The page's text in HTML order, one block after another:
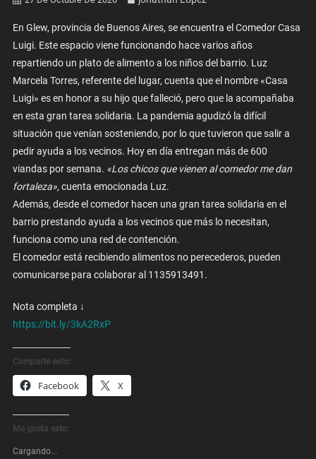
En Glew, provincia de Buenos Aires, se encuentra el Comedor Casa
Luigi. Este espacio viene funcionando hace varios años
repartiendo un plato de alimento a los niños del barrio. Luz
Marcela Torres, referente del lugar, cuenta que el nombre «Casa
Luigi» es en honor a su hijo que falleció, pero que la acompañaba
en esta gran tarea solidaria. La pandemia agudizó la difícil
situación que venían sosteniendo, por lo que tuvieron que salir a
pedir ayuda a los vecinos. Hoy en día entregan más de 600
viandas por semana. «Los chicos que vienen al comedor me dan
fortaleza»,cuenta emocionada Luz.
Además, desde el comedor hacen una gran tarea solidaria en el
barrio prestando ayuda a los vecinos que más lo necesitan,
funciona como una red de contención.
El comedor está recibiendo alimentos no perecederos, pueden
comunicarse para colaborar al 1135913491.
Nota completa ↓
https://bit.ly/3kA2RxP
Comparte esto:
Facebook X
Me gusta esto:
Cargando...